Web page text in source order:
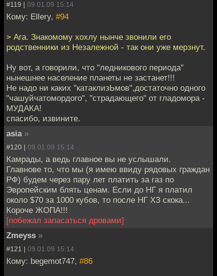
#119 | 09.01.09 15:14
Кому: Ellery, #94
> Ага. Знакомому хохлу нынче звонили его
родственники из Незалежной - так они уже мерзнут.
Ну вот, а говорили, что "ледникового периода"
нынешнее население планеты не застанет!!!
Не надо ни каких "катаклизЬмов",достаточно одного
"чашуйчатомордого", "страдающего" от гладомора -
МУДАКА!
спасибо, извините.
asia »
#120 | 09.01.09 15:14
Камрады, а ведь главное вы не услышали.
Главнове то, что мы (я имею ввиду рядовых граждан
РФ) будем через пару лет платить за газ по
Эвропейским блять ценам. Если до НГ я платил
около $70 за 1000 кубов, то после НГ ХЗ скока...
Короче ЖОПА!!!
[побежал запасаться дровами]
Zmeyss »
#121 | 09.01.09 15:14
Кому: begemot747, #86